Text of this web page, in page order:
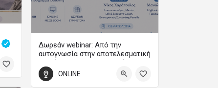
Δωρεάν webinar: Από την
αυτογνωσία στην αποτελεσματική
ηγεσία και την προσωπική
επιτυχίαONLINE